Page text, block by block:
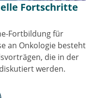
Fortschritte
Fortbildung für
an Onkologie besteht
die in der
werden.